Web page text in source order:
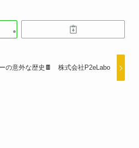
の意外な歴史🍫 株式会社P2eLabo